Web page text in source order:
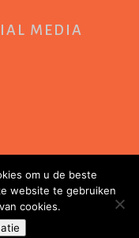
MEDIA
om u de beste
website te gebruiken
cookies.